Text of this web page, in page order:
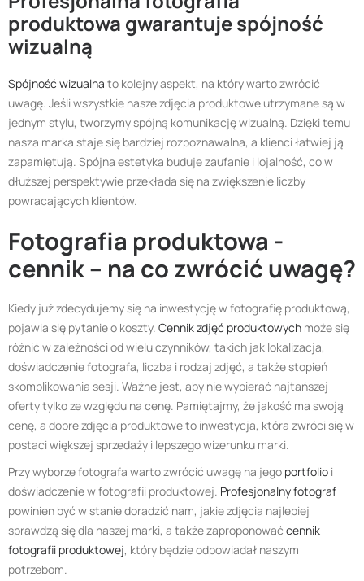
produktowa gwarantuje spójność
wizualną
Spójność wizualna to kolejny aspekt, na który warto zwrócić
uwagę. Jeśli wszystkie nasze zdjęcia produktowe utrzymane są w
jednym stylu, tworzymy spójną komunikację wizualną. Dzięki temu
nasza marka staje się bardziej rozpoznawalna, a klienci łatwiej ją
zapamiętują. Spójna estetyka buduje zaufanie i lojalność, co w
dłuższej perspektywie przekłada się na zwiększenie liczby
powracających klientów.
Fotografia produktowa -
cennik – na co zwrócić uwagę?
Kiedy już zdecydujemy się na inwestycję w fotografię produktową,
pojawia się pytanie o koszty. Cennik zdjęć produktowych może się
różnić w zależności od wielu czynników, takich jak lokalizacja,
doświadczenie fotografa, liczba i rodzaj zdjęć, a także stopień
skomplikowania sesji. Ważne jest, aby nie wybierać najtańszej
oferty tylko ze względu na cenę. Pamiętajmy, że jakość ma swoją
cenę, a dobre zdjęcia produktowe to inwestycja, która zwróci się w
postaci większej sprzedaży i lepszego wizerunku marki.
Przy wyborze fotografa warto zwrócić uwagę na jego portfolio i
doświadczenie w fotografii produktowej. Profesjonalny fotograf
powinien być w stanie doradzić nam, jakie zdjęcia najlepiej
sprawdzą się dla naszej marki, a także zaproponować cennik
fotografii produktowej, który będzie odpowiadał naszym
potrzebom.